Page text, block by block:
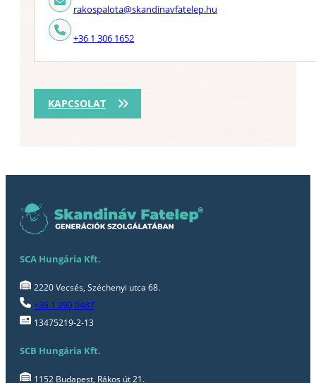
KAPCSOLAT
rakospalota@skandinavfatelep.hu
+36 1 306 1652
SCA Hungária Kft.
2220 Vecsés, Széchenyi utca 68.
+36 1 290 0487
13475219-2-13
SCB Hungária Kft.
1152 Budapest, Rákos út 21.